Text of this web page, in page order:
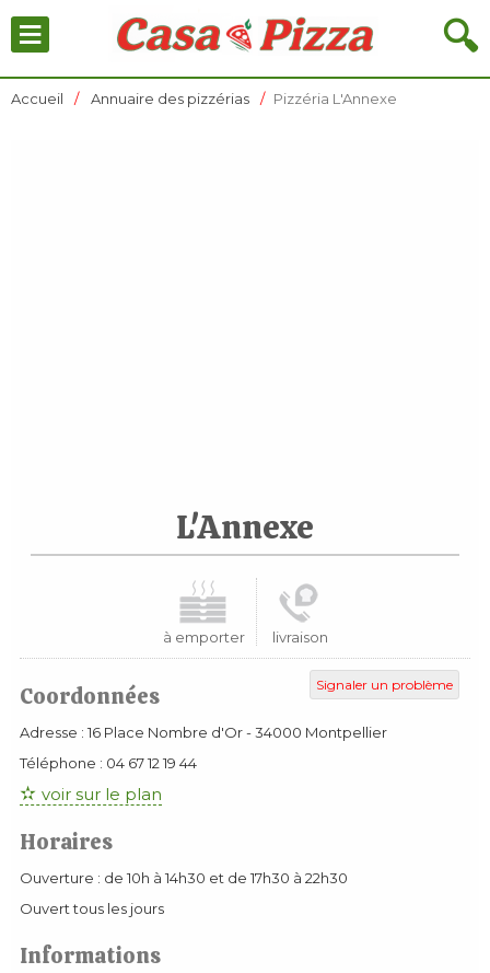
🔍
≡
Accueil Annuaire des pizzérias Pizzéria L'Annexe
L'Annexe
à emporter livraison
Signaler un problème
Coordonnées
Adresse : 16 Place Nombre d'Or-34000 Montpellier
Téléphone : 04 67 12 19 44
voir sur le plan
Horaires
Ouverture : de 10h à 14h30 et de 17h30 à 22h30
Ouvert tous les jours
Informations